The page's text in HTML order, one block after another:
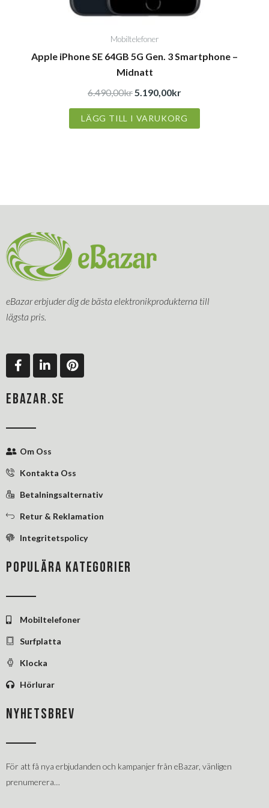
Mobiltelefoner
Apple iPhone SE 64GB 5G Gen. 3 Smartphone –
Midnatt
6.490,00kr5.190,00kr
LÄGG TILL I VARUKORG
eBazar erbjuder dig de bästa elektronikprodukterna till
lägsta pris.
F
a
e
b
o
-
f
L
i
k
e
-
i
n
P
i
EBAZAR.SE
Om Oss
Kontakta Oss
Betalningsalternativ
Retur & Reklamation
Integritetspolicy
POPULÄRA KATEGORIER
Mobiltelefoner
Surfplatta
Klocka
Hörlurar
NYHETSBREV
För att få nya erbjudanden och kampanjer från eBazar, vänligen
prenumerera…